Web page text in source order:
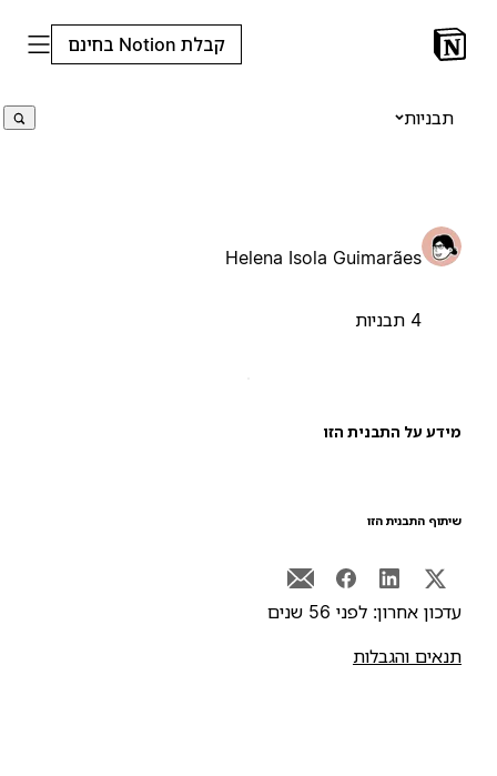
קבלת Notion בחינם
תבניות
Helena Isola Guimarães
על התבנית הזו
התבנית הזו
אחרון: לפני 56 שנים
והגבלות